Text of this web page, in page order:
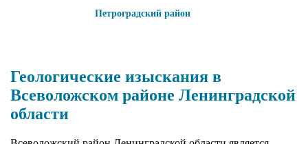
Петроградский район
Геологические изыскания в
Всеволожском районе Ленинградской
области